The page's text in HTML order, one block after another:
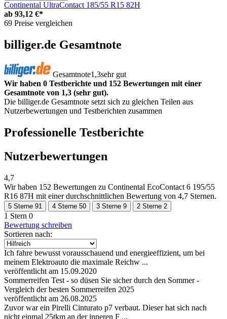
Continental UltraContact 185/55 R15 82H
ab 93,12 €*
69 Preise vergleichen
billiger.de Gesamtnote
Gesamtnote1,3sehr gut
Wir haben 0 Testberichte und 152 Bewertungen mit einer
Gesamtnote von 1,3 (sehr gut).
Die billiger.de Gesamtnote setzt sich zu gleichen Teilen aus
Nutzerbewertungen und Testberichten zusammen
Professionelle Testberichte
Nutzerbewertungen
4,7
Wir haben 152 Bewertungen zu Continental EcoContact 6 195/55
R16 87H mit einer durchschnittlichen Bewertung von 4,7 Sternen.
5 Sterne 91 4 Sterne 50 3 Sterne 9 2 Sterne 2
1 Stern 0
Bewertung schreiben
Sortieren nach:
Ich fahre bewusst vorausschauend und energieeffizient, um bei
meinem Elektroauto die maximale Reichw ...
veröffentlicht am 15.09.2020
Sommerreifen Test - so düsen Sie sicher durch den Sommer -
Vergleich der besten Sommerreifen 2025
veröffentlicht am 26.08.2025
Zuvor war ein Pirelli Cinturato p7 verbaut. Dieser hat sich nach
nicht einmal 25tkm an der inneren F ...